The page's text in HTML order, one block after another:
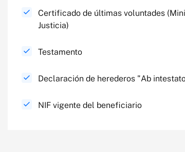
Certificado de últimas voluntades
Justicia)
Testamento
Declaración de herederos "Ab
NIF vigente del beneficiario